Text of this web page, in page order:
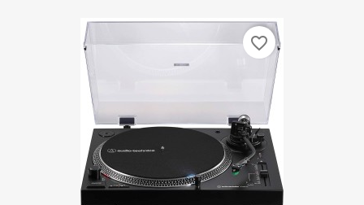
favorite_border